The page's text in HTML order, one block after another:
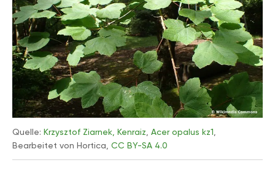
Quelle: Krzysztof Ziarnek, Kenraiz Acer opalus kz1
Bearbeitet von Hortica, CC BY-SA 4.0